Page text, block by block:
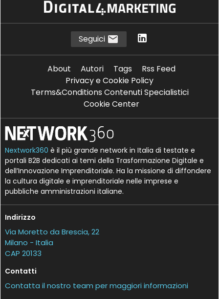
Seguici
About Autori Tags
Rss Feed
Privacy e Cookie Policy
Terms&Conditions Contenuti Specialistici
Cookie Center
Nextwork360 è il più grande network in Italia di testate e
portali B2B dedicati ai temi della Trasformazione Digitale e
dell’Innovazione Imprenditoriale. Ha la missione di diffondere
la cultura digitale e imprenditoriale nelle imprese e
pubbliche amministrazioni italiane.
Indirizzo
Via Moretto da Brescia, 22
Milano - Italia
CAP 20133
Contatti
Contatta il nostro team per maggiori informazioni